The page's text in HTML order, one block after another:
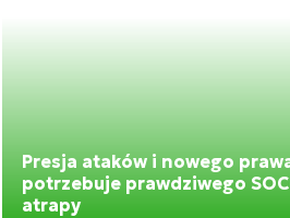
Presja ataków i nowego
potrzebuje prawdziwego
atrapy